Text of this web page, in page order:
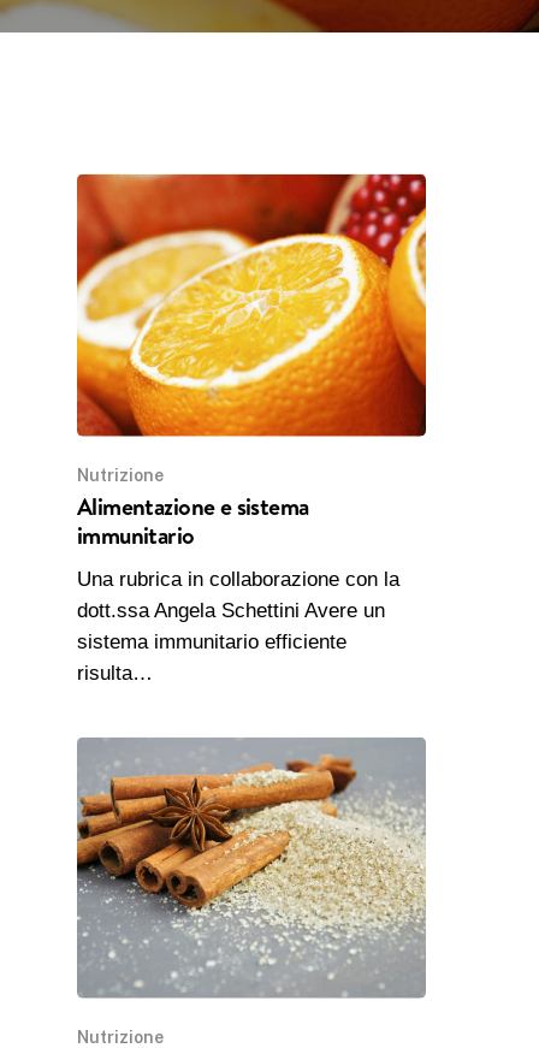
Nutrizione
Alimentazione e sistema
immunitario
Una rubrica in collaborazione con la
dott.ssa Angela Schettini Avere un
sistema immunitario efficiente
risulta…
Nutrizione